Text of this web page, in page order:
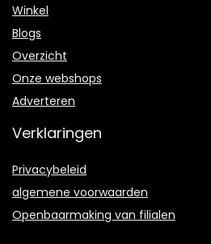
Winkel
Blogs
Overzicht
Onze webshops
Adverteren
Verklaringen
Privacybeleid
algemene voorwaarden
Openbaarmaking van filialen